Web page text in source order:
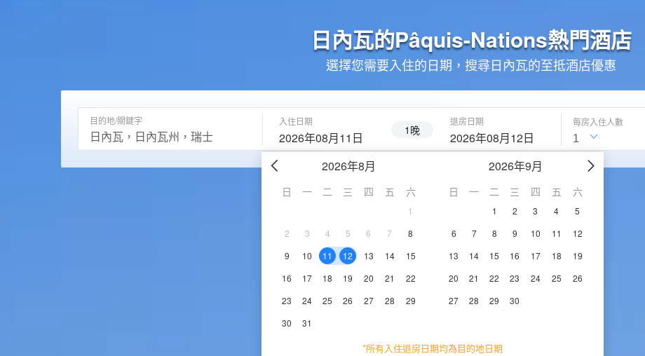
日內瓦的Pâquis-Nations熱門酒店
選擇您需要入住的日期，搜尋日內瓦的至抵酒店優惠
目的地/關鍵字 入住日期
2026年08月11日 1晚
退房日期
2026年08月12日
2026年8月
日 一 二 三 四 五 六
1
2
3 4 5 6 7
8
9
10 11 12 13 14
15
16
17 18 19 20 21
22
23
24 25 26 27 28
29
30
31
2026年9月
日 一 二 三 四 五 六
1 2 3 4
5
6
7 8 9 10 11
12
13
14 15 16 17 18
19
20
21 22 23 24 25
26
27
28 29 30
*所有入住退房日期均為目的地日期
每房入住人數